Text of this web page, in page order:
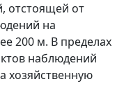
отстоящей от
на
200 м. В пределах
наблюдений
хозяйственную